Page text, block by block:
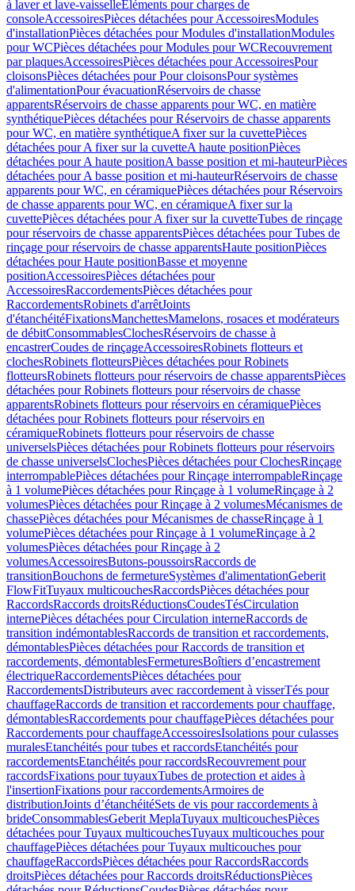
à laver et lave-vaisselleEléments pour charges de
consoleAccessoiresPièces détachées pour AccessoiresModules
d'installationPièces détachées pour Modules d'installationModules
pour WCPièces détachées pour Modules pour WCRecouvrement
par plaquesAccessoiresPièces détachées pour AccessoiresPour
cloisonsPièces détachées pour Pour cloisonsPour systèmes
d'alimentationPour évacuationRéservoirs de chasse
apparentsRéservoirs de chasse apparents pour WC, en matière
synthétiquePièces détachées pour Réservoirs de chasse apparents
pour WC, en matière synthétiqueA fixer sur la cuvettePièces
détachées pour A fixer sur la cuvetteA haute positionPièces
détachées pour A haute positionA basse position et mi-hauteurPièces
détachées pour A basse position et mi-hauteurRéservoirs de chasse
apparents pour WC, en céramiquePièces détachées pour Réservoirs
de chasse apparents pour WC, en céramiqueA fixer sur la
cuvettePièces détachées pour A fixer sur la cuvetteTubes de rinçage
pour réservoirs de chasse apparentsPièces détachées pour Tubes de
rinçage pour réservoirs de chasse apparentsHaute positionPièces
détachées pour Haute positionBasse et moyenne
positionAccessoiresPièces détachées pour
AccessoiresRaccordementsPièces détachées pour
RaccordementsRobinets d'arrêtJoints
d'étanchéitéFixationsManchettesMamelons, rosaces et modérateurs
de débitConsommablesClochesRéservoirs de chasse à
encastrerCoudes de rinçageAccessoiresRobinets flotteurs et
clochesRobinets flotteursPièces détachées pour Robinets
flotteursRobinets flotteurs pour réservoirs de chasse apparentsPièces
détachées pour Robinets flotteurs pour réservoirs de chasse
apparentsRobinets flotteurs pour réservoirs en céramiquePièces
détachées pour Robinets flotteurs pour réservoirs en
céramiqueRobinets flotteurs pour réservoirs de chasse
universelsPièces détachées pour Robinets flotteurs pour réservoirs
de chasse universelsClochesPièces détachées pour ClochesRinçage
interrompablePièces détachées pour Rinçage interrompableRinçage
à 1 volumePièces détachées pour Rinçage à 1 volumeRinçage à 2
volumesPièces détachées pour Rinçage à 2 volumesMécanismes de
chassePièces détachées pour Mécanismes de chasseRinçage à 1
volumePièces détachées pour Rinçage à 1 volumeRinçage à 2
volumesPièces détachées pour Rinçage à 2
volumesAccessoiresButons-poussoirsRaccords de
transitionBouchons de fermetureSystèmes d'alimentationGeberit
FlowFitTuyaux multicouchesRaccordsPièces détachées pour
RaccordsRaccords droitsRéductionsCoudesTésCirculation
internePièces détachées pour Circulation interneRaccords de
transition indémontablesRaccords de transition et raccordements,
démontablesPièces détachées pour Raccords de transition et
raccordements, démontablesFermeturesBoîtiers d’encastrement
électriqueRaccordementsPièces détachées pour
RaccordementsDistributeurs avec raccordement à visserTés pour
chauffageRaccords de transition et raccordements pour chauffage,
démontablesRaccordements pour chauffagePièces détachées pour
Raccordements pour chauffageAccessoiresIsolations pour culasses
muralesEtanchéités pour tubes et raccordsEtanchéités pour
raccordementsEtanchéités pour raccordsRecouvrement pour
raccordsFixations pour tuyauxTubes de protection et aides à
l'insertionFixations pour raccordementsArmoires de
distributionJoints d’étanchéitéSets de vis pour raccordements à
brideConsommablesGeberit MeplaTuyaux multicouchesPièces
détachées pour Tuyaux multicouchesTuyaux multicouches pour
chauffagePièces détachées pour Tuyaux multicouches pour
chauffageRaccordsPièces détachées pour RaccordsRaccords
droitsPièces détachées pour Raccords droitsRéductionsPièces